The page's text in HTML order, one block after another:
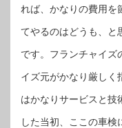
れば、かなりの費用を
てやるのはどうも、と
です。フランチャイズ
イズ元がかなり厳しく
はかなりサービスと技
した当初、ここの車